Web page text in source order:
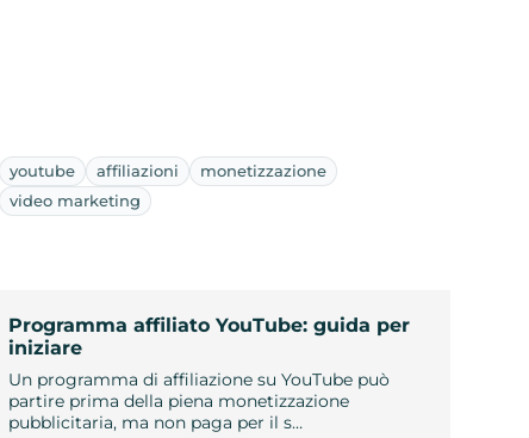
youtube affiliazioni
monetizzazione
video marketing
Programma affiliato YouTube: guida per
iniziare
Un programma di affiliazione su YouTube può
partire prima della piena monetizzazione
pubblicitaria, ma non paga per il s…